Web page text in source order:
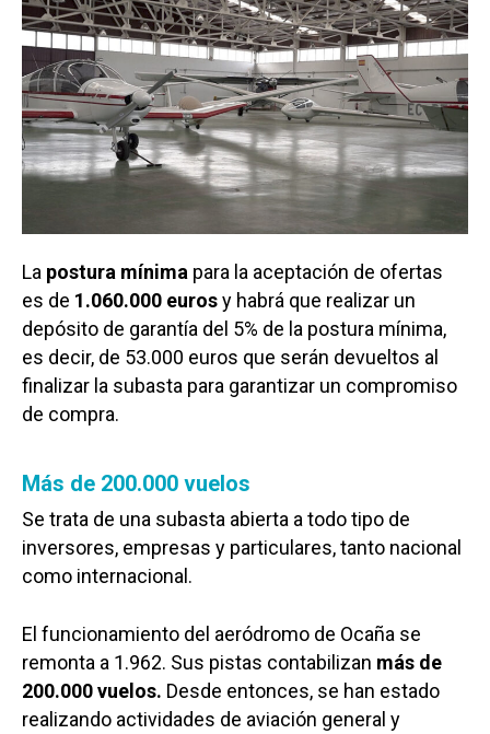
La postura mínima para la aceptación de ofertas
es de 1.060.000 eurosy habrá que realizar un
depósito de garantía del 5% de la postura mínima,
es decir, de 53.000 euros que serán devueltos al
finalizar la subasta para garantizar un compromiso
de compra.
Más de 200.000 vuelos
Se trata de una subasta abierta a todo tipo de
inversores, empresas y particulares, tanto nacional
como internacional.
El funcionamiento del aeródromo de Ocaña se
remonta a 1.962. Sus pistas contabilizan más de
200.000 vuelos. Desde entonces, se han estado
realizando actividades de aviación general y